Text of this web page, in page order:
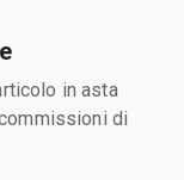
in asta
di